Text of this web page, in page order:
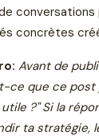
concrètes
Avant de
ce que ce
?" Si la
ta stratégie,